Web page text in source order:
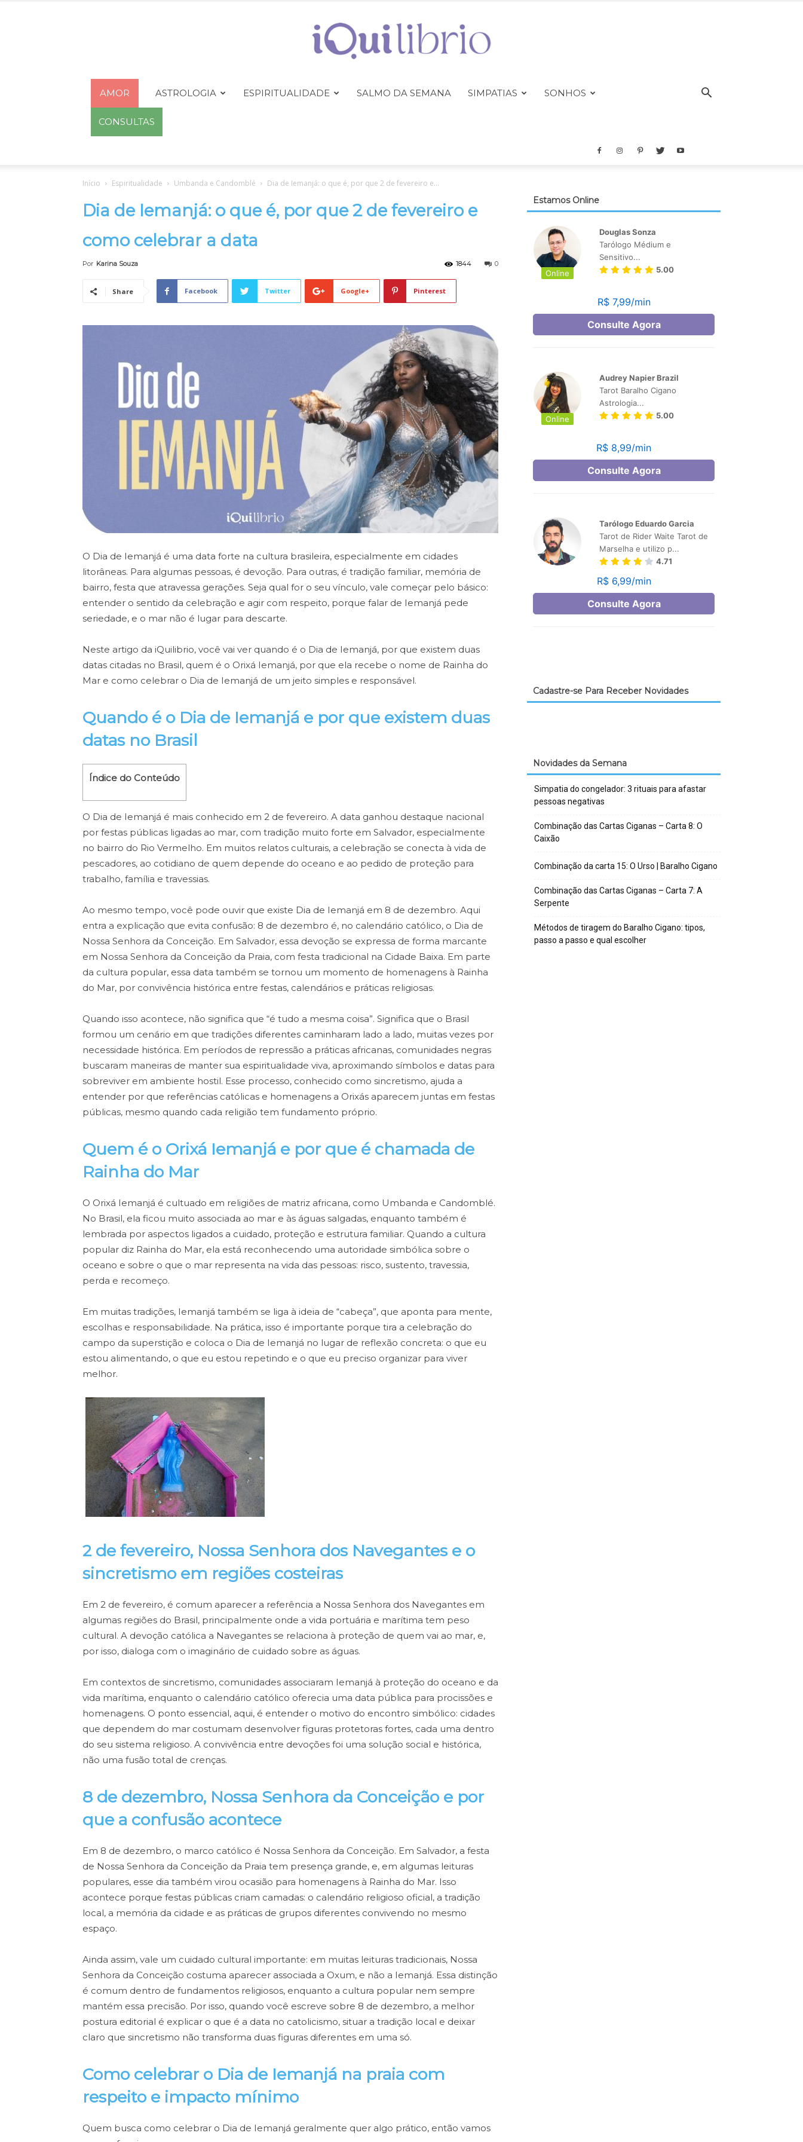
iQuilibrio
AMOR ASTROLOGIA ESPIRITUALIDADE SALMO DA SEMANA SIMPATIAS SONHOS
CONSULTAS
Início Espiritualidade Umbanda e Candomblé Dia de Iemanjá: o que é, por que 2 de fevereiro e...
Dia de Iemanjá: o que é, por que 2 de fevereiro e
como celebrar a data
Por Karina Souza 0
1844
Share Facebook Twitter Google+ Pinterest
O Dia de Iemanjá é uma data forte na cultura brasileira, especialmente em cidades
litorâneas. Para algumas pessoas, é devoção. Para outras, é tradição familiar, memória de
bairro, festa que atravessa gerações. Seja qual for o seu vínculo, vale começar pelo básico:
entender o sentido da celebração e agir com respeito, porque falar de Iemanjá pede
seriedade, e o mar não é lugar para descarte.
Neste artigo da iQuilibrio, você vai ver quando é o Dia de Iemanjá, por que existem duas
datas citadas no Brasil, quem é o Orixá Iemanjá, por que ela recebe o nome de Rainha do
Mar e como celebrar o Dia de Iemanjá de um jeito simples e responsável.
Quando é o Dia de Iemanjá e por que existem duas
datas no Brasil
Índice do Conteúdo
O Dia de Iemanjá é mais conhecido em 2 de fevereiro. A data ganhou destaque nacional
por festas públicas ligadas ao mar, com tradição muito forte em Salvador, especialmente
no bairro do Rio Vermelho. Em muitos relatos culturais, a celebração se conecta à vida de
pescadores, ao cotidiano de quem depende do oceano e ao pedido de proteção para
trabalho, família e travessias.
Ao mesmo tempo, você pode ouvir que existe Dia de Iemanjá em 8 de dezembro. Aqui
entra a explicação que evita confusão: 8 de dezembro é, no calendário católico, o Dia de
Nossa Senhora da Conceição. Em Salvador, essa devoção se expressa de forma marcante
em Nossa Senhora da Conceição da Praia, com festa tradicional na Cidade Baixa. Em parte
da cultura popular, essa data também se tornou um momento de homenagens à Rainha
do Mar, por convivência histórica entre festas, calendários e práticas religiosas.
Quando isso acontece, não significa que “é tudo a mesma coisa”. Significa que o Brasil
formou um cenário em que tradições diferentes caminharam lado a lado, muitas vezes por
necessidade histórica. Em períodos de repressão a práticas africanas, comunidades negras
buscaram maneiras de manter sua espiritualidade viva, aproximando símbolos e datas para
sobreviver em ambiente hostil. Esse processo, conhecido como sincretismo, ajuda a
entender por que referências católicas e homenagens a Orixás aparecem juntas em festas
públicas, mesmo quando cada religião tem fundamento próprio.
Quem é o Orixá Iemanjá e por que é chamada de
Rainha do Mar
O Orixá Iemanjá é cultuado em religiões de matriz africana, como Umbanda e Candomblé.
No Brasil, ela ficou muito associada ao mar e às águas salgadas, enquanto também é
lembrada por aspectos ligados a cuidado, proteção e estrutura familiar. Quando a cultura
popular diz Rainha do Mar, ela está reconhecendo uma autoridade simbólica sobre o
oceano e sobre o que o mar representa na vida das pessoas: risco, sustento, travessia,
perda e recomeço.
Em muitas tradições, Iemanjá também se liga à ideia de “cabeça”, que aponta para mente,
escolhas e responsabilidade. Na prática, isso é importante porque tira a celebração do
campo da superstição e coloca o Dia de Iemanjá no lugar de reflexão concreta: o que eu
estou alimentando, o que eu estou repetindo e o que eu preciso organizar para viver
melhor.
2 de fevereiro, Nossa Senhora dos Navegantes e o
sincretismo em regiões costeiras
Em 2 de fevereiro, é comum aparecer a referência a Nossa Senhora dos Navegantes em
algumas regiões do Brasil, principalmente onde a vida portuária e marítima tem peso
cultural. A devoção católica a Navegantes se relaciona à proteção de quem vai ao mar, e,
por isso, dialoga com o imaginário de cuidado sobre as águas.
Em contextos de sincretismo, comunidades associaram Iemanjá à proteção do oceano e da
vida marítima, enquanto o calendário católico oferecia uma data pública para procissões e
homenagens. O ponto essencial, aqui, é entender o motivo do encontro simbólico: cidades
que dependem do mar costumam desenvolver figuras protetoras fortes, cada uma dentro
do seu sistema religioso. A convivência entre devoções foi uma solução social e histórica,
não uma fusão total de crenças.
8 de dezembro, Nossa Senhora da Conceição e por
que a confusão acontece
Em 8 de dezembro, o marco católico é Nossa Senhora da Conceição. Em Salvador, a festa
de Nossa Senhora da Conceição da Praia tem presença grande, e, em algumas leituras
populares, esse dia também virou ocasião para homenagens à Rainha do Mar. Isso
acontece porque festas públicas criam camadas: o calendário religioso oficial, a tradição
local, a memória da cidade e as práticas de grupos diferentes convivendo no mesmo
espaço.
Ainda assim, vale um cuidado cultural importante: em muitas leituras tradicionais, Nossa
Senhora da Conceição costuma aparecer associada a Oxum, e não a Iemanjá. Essa distinção
é comum dentro de fundamentos religiosos, enquanto a cultura popular nem sempre
mantém essa precisão. Por isso, quando você escreve sobre 8 de dezembro, a melhor
postura editorial é explicar o que é a data no catolicismo, situar a tradição local e deixar
claro que sincretismo não transforma duas figuras diferentes em uma só.
Como celebrar o Dia de Iemanjá na praia com
respeito e impacto mínimo
Quem busca como celebrar o Dia de Iemanjá geralmente quer algo prático, então vamos
Estamos Online
Cadastre-se Para Receber Novidades
Novidades da Semana
Simpatia do congelador: 3 rituais para afastar
pessoas negativas
Combinação das Cartas Ciganas – Carta 8: O
Caixão
Combinação da carta 15: O Urso | Baralho Cigano
Combinação das Cartas Ciganas – Carta 7: A
Serpente
Métodos de tiragem do Baralho Cigano: tipos,
passo a passo e qual escolher